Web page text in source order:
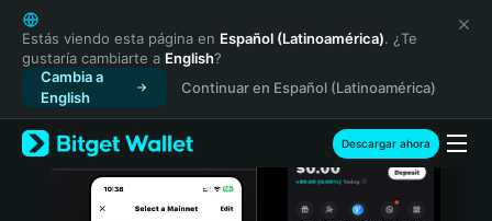
English
日本語
Tiếng Việt
Русский
Español (Latinoamérica)
Türkçe
Italiano
Estás viendo esta página en Español (Latinoamérica). ¿Te
gustaría cambiarte a English?
Cambia a
English
Continuar en Español (Latinoamérica)
Descargar ahora